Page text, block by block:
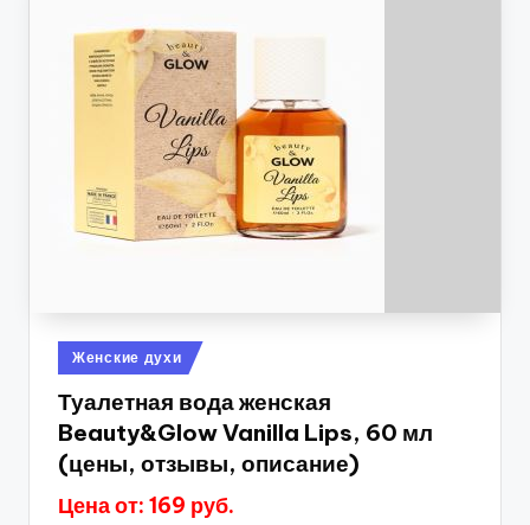
Опубликовано
в
Женские духи
Туалетная вода женская
Beauty&Glow Vanilla Lips, 60 мл
(цены, отзывы, описание)
Цена от: 169 руб.